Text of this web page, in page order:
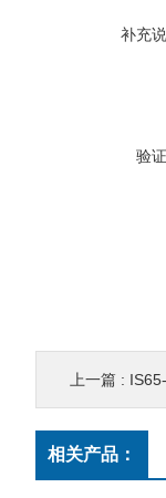
补充
验
上一篇 :
相关产品：